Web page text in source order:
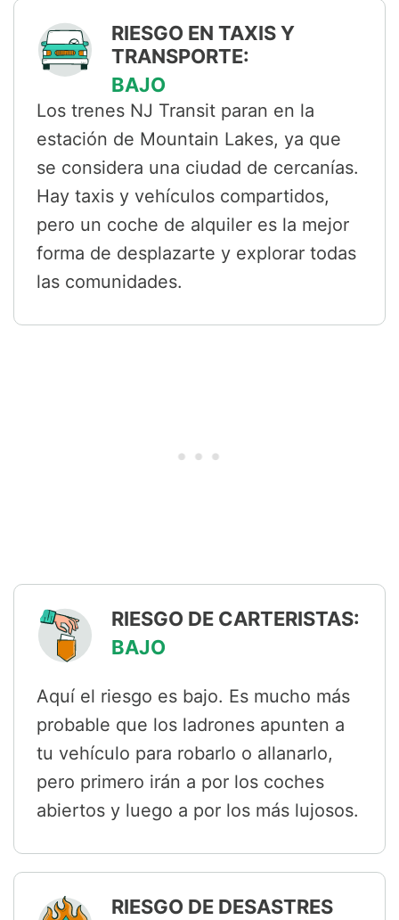
RIESGO EN TAXIS Y
TRANSPORTE:
BAJO
Los trenes NJ Transit paran en la
estación de Mountain Lakes, ya que
se considera una ciudad de cercanías.
Hay taxis y vehículos compartidos,
pero un coche de alquiler es la mejor
forma de desplazarte y explorar todas
las comunidades.
RIESGO DE CARTERISTAS:
BAJO
Aquí el riesgo es bajo. Es mucho más
probable que los ladrones apunten a
tu vehículo para robarlo o allanarlo,
pero primero irán a por los coches
abiertos y luego a por los más lujosos.
RIESGO DE DESASTRES